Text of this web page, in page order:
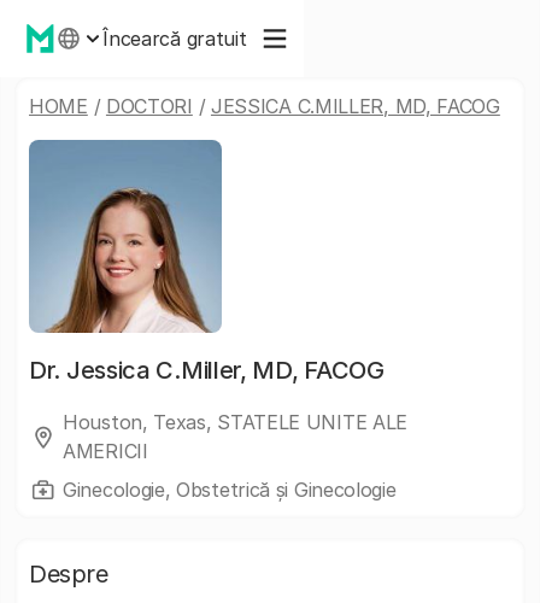
Încearcă gratuit
HOME / DOCTORI / JESSICA C.MILLER, MD, FACOG
Dr. Jessica C.Miller, MD, FACOG
Houston, Texas, STATELE UNITE ALE
AMERICII
Ginecologie, Obstetrică și Ginecologie
Despre